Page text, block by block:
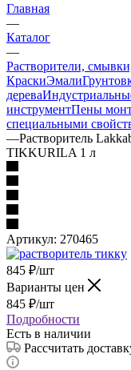
Главная
—
Каталог
—
Растворители,
КраскиЭмали
дерева
инструментПены
специальными
—Растворитель
TIKKURILA 1 л
Артикул: 270465
845 ₽/шт
Варианты цен
845 ₽/шт
Подробности
Есть в наличии
Рассчитать